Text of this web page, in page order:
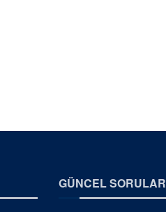
GÜNCEL SORULAR